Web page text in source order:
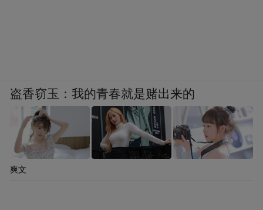
盗香窃玉：我的青春就是赌出来的
爽文